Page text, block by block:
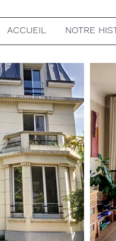
ACCUEIL NOTRE